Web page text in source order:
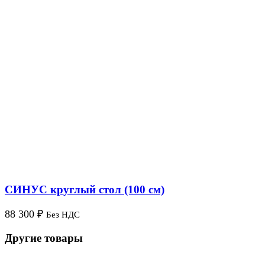
СИНУС круглый стол (100 см)
88 300 ₽ Без НДС
Другие товары